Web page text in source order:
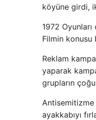
köyüne girdi,
1972
Filmin konusu
Reklam
yaparak
grupların
Antisemitizme
ayakkabıyı